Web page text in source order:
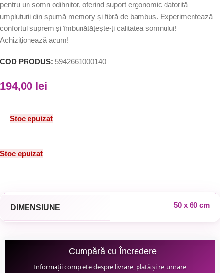
pentru un somn odihnitor, oferind suport ergonomic datorită
umpluturii din spumă memory și fibră de bambus. Experimentează
confortul suprem și îmbunătățește-ți calitatea somnului!
Achiziționează acum!
COD PRODUS: 5942661000140
194,00 lei
Stoc epuizat
Stoc epuizat
DIMENSIUNE 50 x 60 cm
Cumpără cu Încredere
Informații complete despre livrare, plată și returnare